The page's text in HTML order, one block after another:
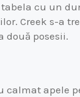
tabela cu un
Creek s-a
două posesii.
calmat apele